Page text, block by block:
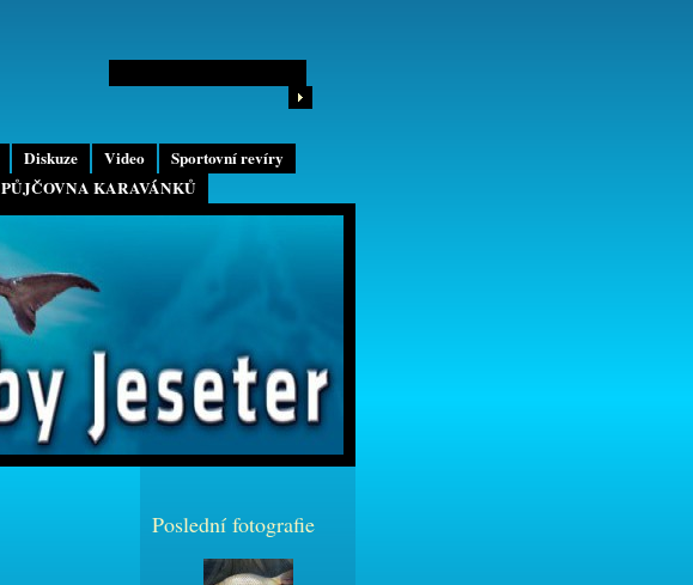
Diskuze Video
Sportovní revíry
PŮJČOVNA KARAVÁNKŮ
Poslední fotografie